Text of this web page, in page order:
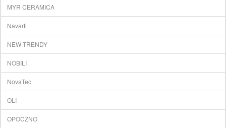
MYR CERAMICA
Navarti
NEW TRENDY
NOBILI
NovaTec
OLI
OPOCZNO